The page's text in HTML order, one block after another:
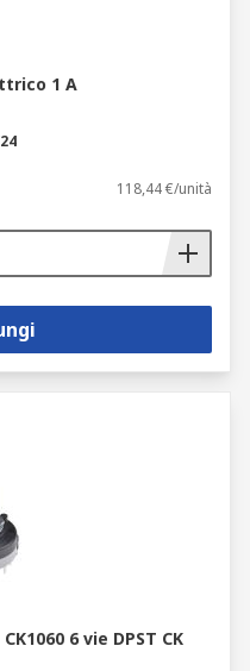
1 A
118,44 €/unità
6 vie DPST CK